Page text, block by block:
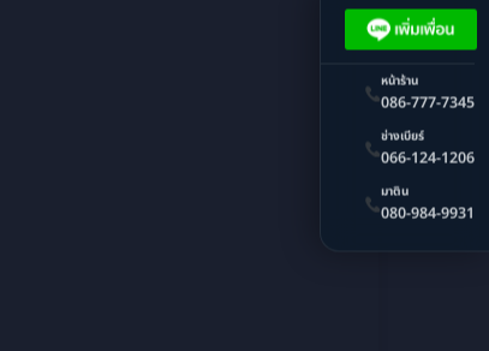
หน้าร้าน
086-777-7345
ช่างเบียร์
066-124-1206
มาติน
080-984-9931